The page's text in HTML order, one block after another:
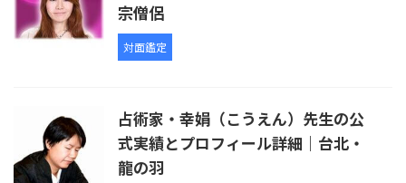
宗僧侶
対面鑑定
占術家・幸娟（こうえん）先生の公
式実績とプロフィール詳細｜台北・
龍の羽